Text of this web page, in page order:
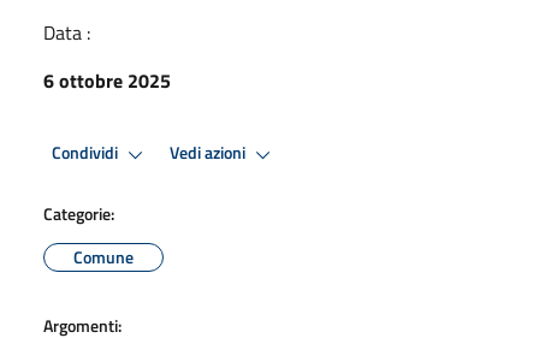
Data :
6 ottobre 2025
Condividi Vedi azioni
Categorie:
Comune
Argomenti: